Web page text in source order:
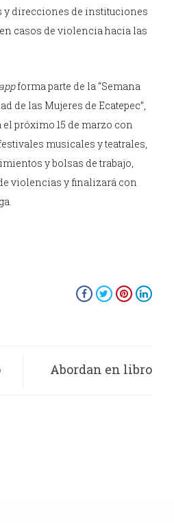
direcciones de instituciones
casos de violencia hacia las
appforma parte de la “Semana
de las Mujeres de Ecatepec”,
próximo 15 de marzo con
musicales y teatrales,
y bolsas de trabajo,
violencias y finalizará con
Abordan en libro